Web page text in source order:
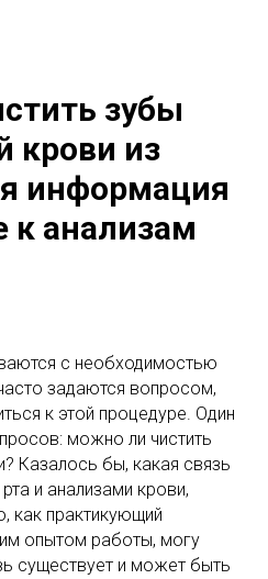
зубы
крови из
информация
к анализам
с необходимостью
задаются вопросом,
к этой процедуре. Один
можно ли чистить
Казалось бы, какая связь
и анализами крови,
как практикующий
опытом работы, могу
существует и может быть